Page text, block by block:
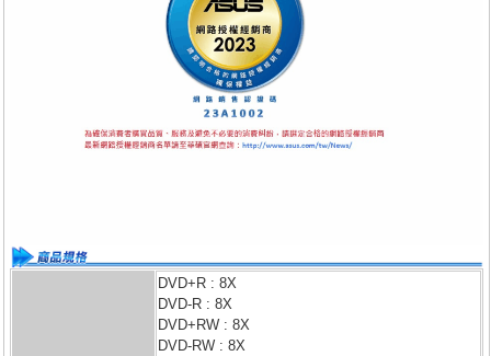
DVD+R : 8X
DVD-R : 8X
DVD+RW : 8X
DVD-RW : 8X